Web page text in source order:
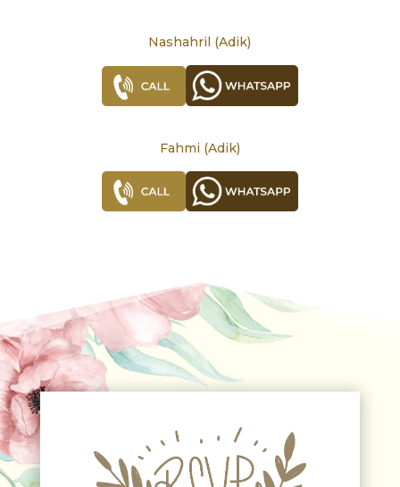
Nashahril (Adik)
Fahmi (Adik)